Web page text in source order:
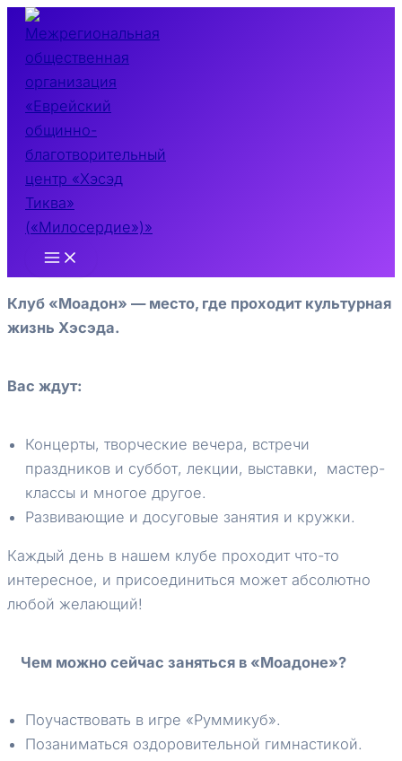
Перейти
содержимому
Main
Клуб «Моадон» — место, где проходит культурная
жизнь Хэсэда.
Вас ждут:
Концерты, творческие вечера, встречи
праздников и суббот, лекции, выставки, мастер-
классы и многое другое.
Развивающие и досуговые занятия и кружки.
Каждый день в нашем клубе проходит что-то
интересное, и присоединиться может абсолютно
любой желающий!
Чем можно сейчас заняться в «Моадоне»?
Поучаствовать в игре «Руммикуб».
Позаниматься оздоровительной гимнастикой.